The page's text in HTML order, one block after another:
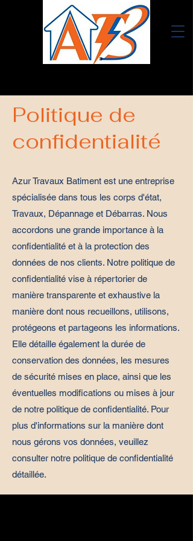
Politique de
confidentialité
Azur Travaux Batiment est une entreprise
spécialisée dans tous les corps d'état,
Travaux, Dépannage et Débarras. Nous
accordons une grande importance à la
confidentialité et à la protection des
données de nos clients. Notre politique de
confidentialité vise à répertorier de
manière transparente et exhaustive la
manière dont nous recueillons, utilisons,
protégeons et partageons les informations.
Elle détaille également la durée de
conservation des données, les mesures
de sécurité mises en place, ainsi que les
éventuelles modifications ou mises à jour
de notre politique de confidentialité. Pour
plus d'informations sur la manière dont
nous gérons vos données, veuillez
consulter notre politique de confidentialité
détaillée.